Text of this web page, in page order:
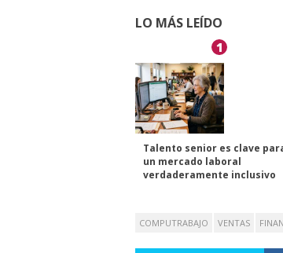
LO MÁS LEÍDO
1
Talento senior es clave
un mercado laboral
verdaderamente inclusivo
COMPUTRABAJO VENTAS